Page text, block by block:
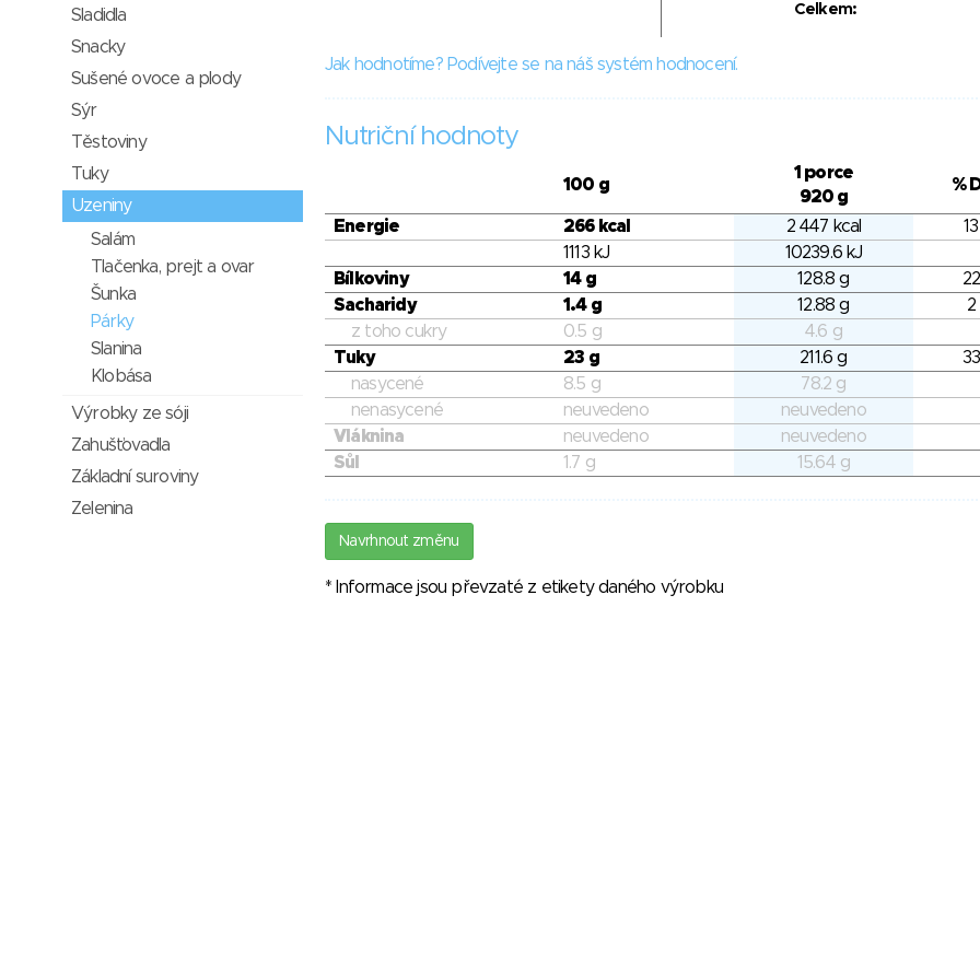
Celkem:
Jak hodnotíme? Podívejte se na náš systém hodnocení.
Nutriční hodnoty
100 g
1 porce
920 g
%
Energie 266 kcal 2 447 kcal
1113 kJ
10239.6 kJ
Bílkoviny
14 g 128.8 g
Sacharidy
1.4 g 12.88 g
2
z toho cukry
0.5 g
4.6 g
Tuky
23 g 211.6 g
nasycené
8.5 g
78.2 g
nenasycené
neuvedeno
neuvedeno
Vláknina
neuvedeno
neuvedeno
Sůl
1.7 g 15.64 g
Navrhnout změnu
* Informace jsou převzaté z etikety daného výrobku
Sladidla
Snacky
Sušené ovoce a plody
Sýr
Těstoviny
Tuky
Uzeniny
Salám
Tlačenka, prejt a ovar
Šunka
Párky
Slanina
Klobása
Výrobky ze sóji
Zahušťovadla
Základní suroviny
Zelenina